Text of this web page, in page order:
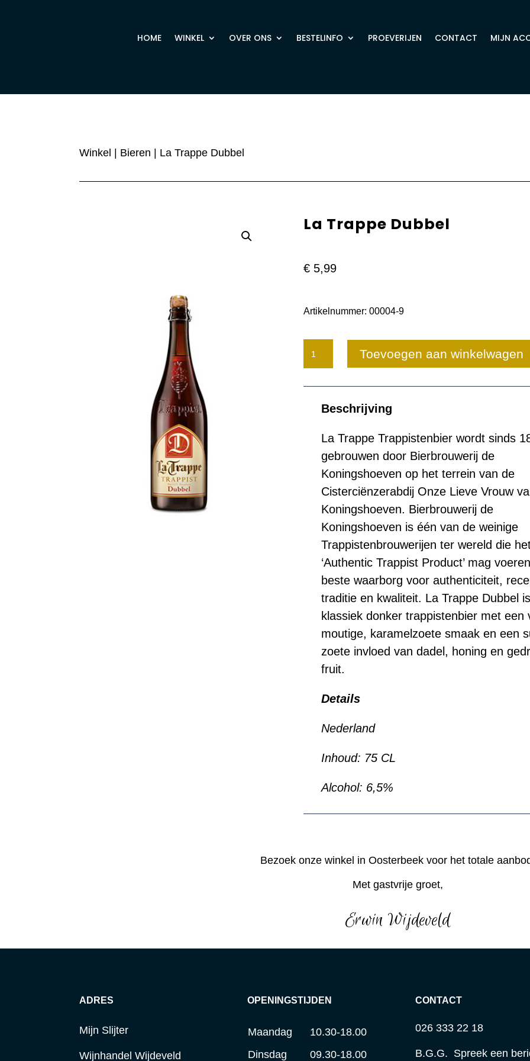
HOME WINKEL OVER ONS BESTELINFO PROEVERIJEN CONTACT MIJN
Winkel Bieren | La Trappe Dubbel
La Trappe Dubbel
€5,99
Artikelnummer: 00004-9
La
Trappe
aantal
Toevoegen aan winkelwagen
Beschrijving
La Trappe Trappistenbier wordt sinds
gebrouwen door Bierbrouwerij de
Koningshoeven op het terrein van de
Cisterciënzerabdij Onze Lieve Vrouw
Koningshoeven. Bierbrouwerij de
Koningshoeven is één van de weinige
Trappistenbrouwerijen ter wereld die
‘Authentic Trappist Product’ mag
beste waarborg voor authenticiteit,
traditie en kwaliteit. La Trappe Dubbel
klassiek donker trappistenbier met een
moutige, karamelzoete smaak en een
zoete invloed van dadel, honing en
fruit.
Details
Nederland
Inhoud: 75 CL
Alcohol: 6,5%
Bezoek onze winkel in Oosterbeek voor het totale
Met gastvrije groet,
Erwin Wijdeveld
ADRES
Mijn Slijter
Wijnhandel Wijdeveld
OPENINGSTIJDEN
Maandag
10.30-18.00
Dinsdag
09.30-18.00
CONTACT
026 333 22 18
B.G.G. Spreek een